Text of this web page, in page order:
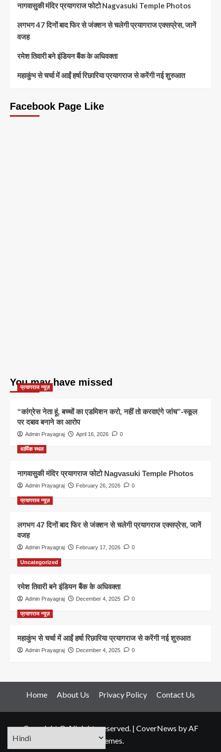
नागवासुकी मंदिर प्रयागराज फोटो Nagvasuki Temple Photos
लगभग 47 दिनों बाद फिर से जंक्शन से चलेगी प्रयागराज एक्सप्रेस, जानें
वजह
रमेश तिवारी बने इंडियन बैंक के अधिवक्ता
महाकुंभ से चर्चा में आईं हर्षा रिछारिया प्रयागराज से करेंगी नई शुरुआत
Facebook Page Like
You may have missed
प्रयागराज न्यूज़
“कांग्रेस नेता हूं, बच्चों का एडमिशन करो, नहीं तो करवाएंगे जांच”-स्कूल
पर दबाव बनाने का आरोप
Admin Prayagraj April 16, 2026 0
धार्मिक स्थल
नागवासुकी मंदिर प्रयागराज फोटो Nagvasuki Temple Photos
Admin Prayagraj February 26, 2026 0
प्रयागराज न्यूज़
लगभग 47 दिनों बाद फिर से जंक्शन से चलेगी प्रयागराज एक्सप्रेस, जानें
वजह
Admin Prayagraj February 17, 2026 0
Uncategorized
रमेश तिवारी बने इंडियन बैंक के अधिवक्ता
Admin Prayagraj December 4, 2025 0
प्रयागराज न्यूज़
महाकुंभ से चर्चा में आईं हर्षा रिछारिया प्रयागराज से करेंगी नई शुरुआत
Admin Prayagraj December 4, 2025 0
Home About Us Privacy Policy Contact Us
Copyright © All rights reserved. | CoverNews by AF
themes.